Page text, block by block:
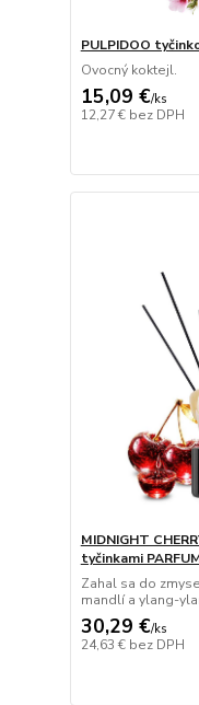
PULPIDOO
Ovocný koktejl.
15,09 €/ks
12,27 € bez DPH
MIDNIGHT
tyčinkami
Zahal sa do
mandlí a ylang-
30,29 €/ks
24,63 € bez DPH